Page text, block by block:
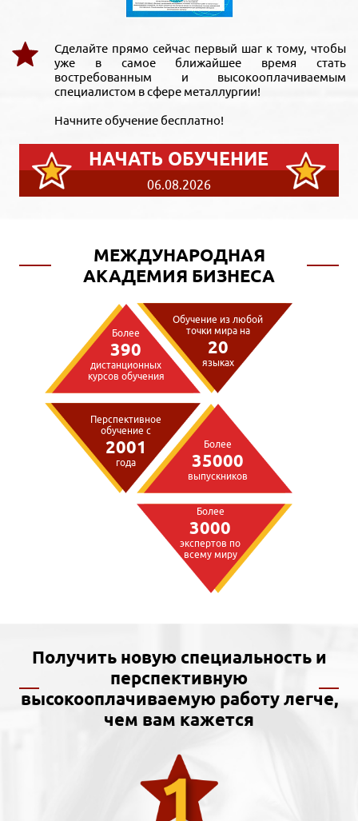
Сделайте прямо сейчас первый шаг к тому, чтобы
уже в самое ближайшее время стать
востребованным и высокооплачиваемым
специалистом в сфере металлургии!
Начните обучение бесплатно!
НАЧАТЬ ОБУЧЕНИЕ
06.08.2026
МЕЖДУНАРОДНАЯ
АКАДЕМИЯ БИЗНЕСА
Более
390
дистанционных
курсов обучения
Обучение из любой
точки мира на
20
языках
Более
3000
экспертов по
всему миру
Перспективное
обучение с
2001
года
Более
35000
выпускников
Получить новую специальность и
перспективную
высокооплачиваемую работу легче,
чем вам кажется